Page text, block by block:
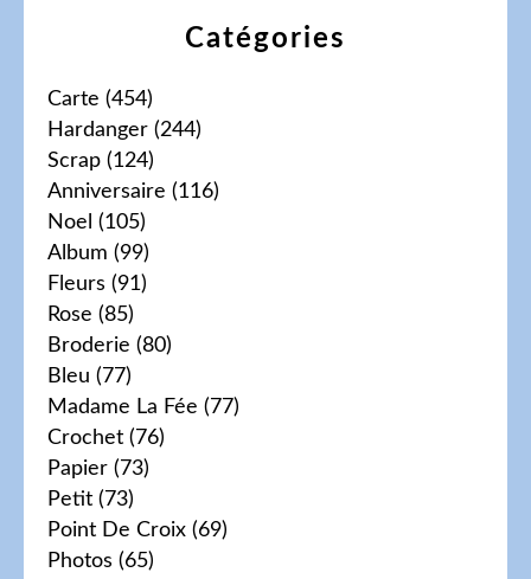
Catégories
Carte (454)
Hardanger (244)
Scrap (124)
Anniversaire (116)
Noel (105)
Album (99)
Fleurs (91)
Rose (85)
Broderie (80)
Bleu (77)
Madame La Fée (77)
Crochet (76)
Papier (73)
Petit (73)
Point De Croix (69)
Photos (65)